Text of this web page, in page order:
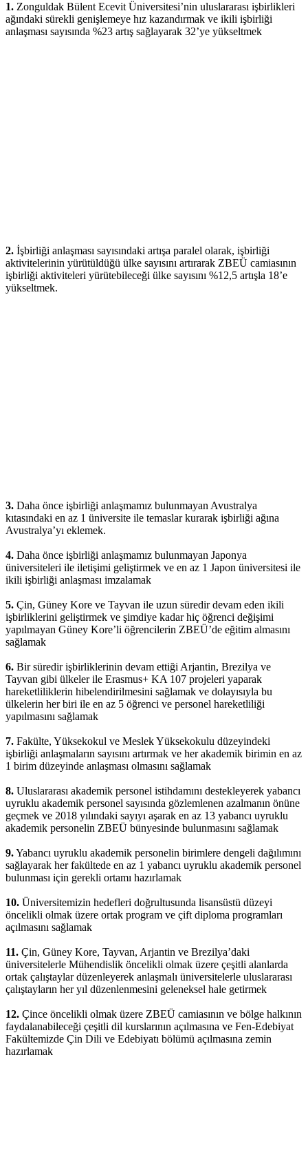
1. Zonguldak Bülent Ecevit Üniversitesi’nin uluslararası işbirlikleri
ağındaki sürekli genişlemeye hız kazandırmak ve ikili işbirliği
anlaşması sayısında %23 artış sağlayarak 32’ye yükseltmek
2. İşbirliği anlaşması sayısındaki artışa paralel olarak, işbirliği
aktivitelerinin yürütüldüğü ülke sayısını artırarak ZBEÜ camiasının
işbirliği aktiviteleri yürütebileceği ülke sayısını %12,5 artışla 18’e
yükseltmek.
3. Daha önce işbirliği anlaşmamız bulunmayan Avustralya
kıtasındaki en az 1 üniversite ile temaslar kurarak işbirliği ağına
Avustralya’yı eklemek.
4. Daha önce işbirliği anlaşmamız bulunmayan Japonya
üniversiteleri ile iletişimi geliştirmek ve en az 1 Japon üniversitesi ile
ikili işbirliği anlaşması imzalamak
5. Çin, Güney Kore ve Tayvan ile uzun süredir devam eden ikili
işbirliklerini geliştirmek ve şimdiye kadar hiç öğrenci değişimi
yapılmayan Güney Kore’li öğrencilerin ZBEÜ’de eğitim almasını
sağlamak
6. Bir süredir işbirliklerinin devam ettiği Arjantin, Brezilya ve
Tayvan gibi ülkeler ile Erasmus+ KA 107 projeleri yaparak
hareketliliklerin hibelendirilmesini sağlamak ve dolayısıyla bu
ülkelerin her biri ile en az 5 öğrenci ve personel hareketliliği
yapılmasını sağlamak
7. Fakülte, Yüksekokul ve Meslek Yüksekokulu düzeyindeki
işbirliği anlaşmaların sayısını artırmak ve her akademik birimin en az
1 birim düzeyinde anlaşması olmasını sağlamak
8. Uluslararası akademik personel istihdamını destekleyerek yabancı
uyruklu akademik personel sayısında gözlemlenen azalmanın önüne
geçmek ve 2018 yılındaki sayıyı aşarak en az 13 yabancı uyruklu
akademik personelin ZBEÜ bünyesinde bulunmasını sağlamak
9.Yabancı uyruklu akademik personelin birimlere dengeli dağılımını
sağlayarak her fakültede en az 1 yabancı uyruklu akademik personel
bulunması için gerekli ortamı hazırlamak
10. Üniversitemizin hedefleri doğrultusunda lisansüstü düzeyi
öncelikli olmak üzere ortak program ve çift diploma programları
açılmasını sağlamak
11. Çin, Güney Kore, Tayvan, Arjantin ve Brezilya’daki
üniversitelerle Mühendislik öncelikli olmak üzere çeşitli alanlarda
ortak çalıştaylar düzenleyerek anlaşmalı üniversitelerle uluslararası
çalıştayların her yıl düzenlenmesini geleneksel hale getirmek
12. Çince öncelikli olmak üzere ZBEÜ camiasının ve bölge halkının
faydalanabileceği çeşitli dil kurslarının açılmasına ve Fen-Edebiyat
Fakültemizde Çin Dili ve Edebiyatı bölümü açılmasına zemin
hazırlamak